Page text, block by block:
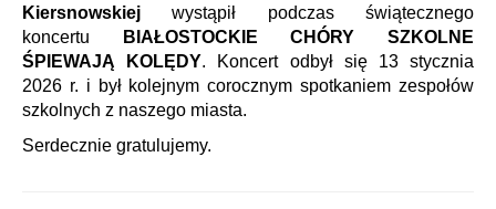
Kiersnowskiejwystąpił podczas świątecznego
koncertu
BIAŁOSTOCKIE CHÓRY SZKOLNE
ŚPIEWAJĄ KOLĘDY. Koncert odbył się 13 stycznia
2026 r. i był kolejnym corocznym spotkaniem zespołów
szkolnych z naszego miasta.
Serdecznie gratulujemy.